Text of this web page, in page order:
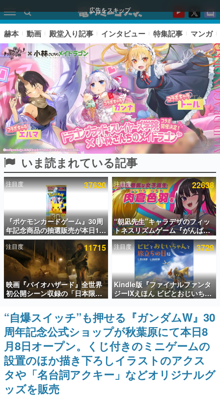
広告をスキップ
ピックアップ
電ファミのいま読まれている記事ランキング
アプリセール情報
インタビュー
連載・特集一覧
殿堂入り記事
SNS拡散数が数千以上！ ページビュー数万以上！ などな
ど。多くの人々に読まれた、電ファミ渾身の“殿堂入り”記
事をまとめました。
ゲームの企画書
名作ゲームクリエイターの方々に製作時のエピソードをお
聞きし、ヒットする企画（ゲーム）とは何か？を探ってい
きます。
赫本
この物語を解いてはいけない。『赫本』は、〈試験問題〉
の形をした短編ホラー小説集です。
新世代に訊く
赫本 動画 殿堂入り記事 インタビュー 特集記事 マンガ
いま読まれている記事
注目度 37620
『ポケモンカードゲーム』30周
年記念商品の抽選販売が本日12
時より開始。拡張パック「30th
CELEBRATION」のボックス
に、「プレミアムデッキセット
エーフィ・ブラッキー」
「FUTURISTIC BOX」の計3商
品
注目度 22638
“朝凪先生”キャラデザのフィッ
トネスリズムゲーム『がんば
れ！チアリズム』Steamストア
ページが公開。キャラクターの
CVは陽向葵ゅかさん
注目度 11715
映画『バイオハザード』全世界
初公開シーン収録の「日本限
定」予告映像が解禁。バイオの
日（8月10日）にあわせて、
「ラクーンシティ総合病院」へ
行く配達人の姿が披露
注目度 3729
Kindle版『ファイナルファンタ
ジーIXえほん ビビとおじいちゃ
んと旅立ちの日に』が半額の
「660円」となるセールが開催
中。原作スタッフの青木和彦氏
と板鼻利幸氏による「ビビ」の
前日譚
“自爆スイッチ”も押せる『ガンダムW』30
周年記念公式ショップが秋葉原にて本日8
月8日オープン。くじ付きのミニゲームの
設置のほか描き下ろしイラストのアクス
タや「名台詞アクキー」などオリジナルグ
ッズを販売